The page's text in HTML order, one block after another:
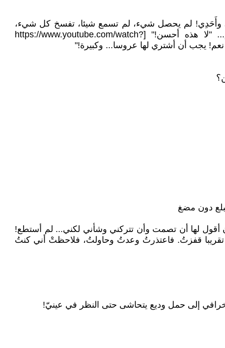
وأَحَدِي! لم يحصل شيء، لم تسمع شيئا، تفسخ كل شيء،
تُشغّل المحرّك وتنطلق، هيا!" ... "وتسمع شيئا!" فوضعتُ [https://www.youtube.com/watch?v=pZ0vMfilhEQ] ثم... "لا هذه أحسن!" [https://www.youtube.com/watch?
دون مضغ
لها أن تصمت وأن تتركني وشأني لكني... لم أستطع!
تقريبا قفزتُ. فاعتذرتُ وعدتُ وحاولتُ، فلاحظتْ أني كنتُ
إلى حمل وديع يتحاشى حتى النظر في عينيّ!